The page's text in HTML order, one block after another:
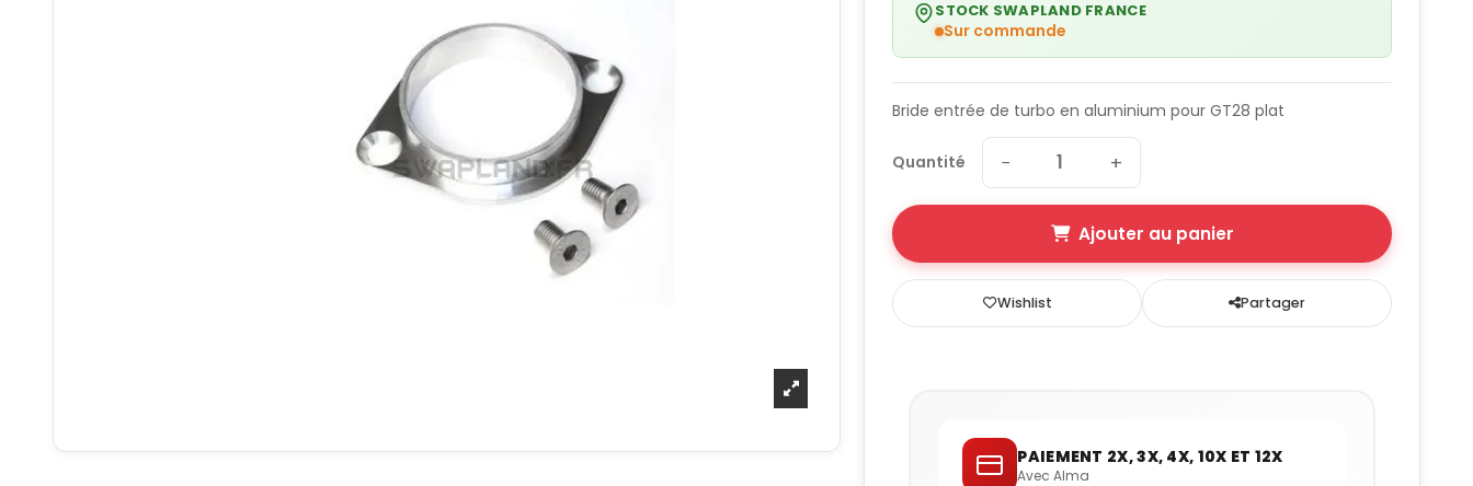
STOCK SWAPLAND FRANCE
Sur commande
Bride entrée de turbo en aluminium pour GT28 plat
Quantité − +
Ajouter au panier
Wishlist Partager
PAIEMENT 2X, 3X, 4X, 10X ET 12X
Avec Alma